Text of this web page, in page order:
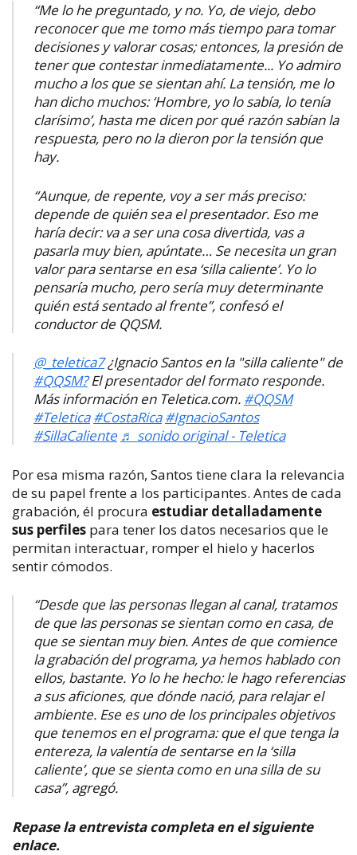
“Me lo he preguntado, y no. Yo, de viejo, debo
reconocer que me tomo más tiempo para tomar
decisiones y valorar cosas; entonces, la presión de
tener que contestar inmediatamente... Yo admiro
mucho a los que se sientan ahí. La tensión, me lo
han dicho muchos: ‘Hombre, yo lo sabía, lo tenía
clarísimo’, hasta me dicen por qué razón sabían la
respuesta, pero no la dieron por la tensión que
hay.
“Aunque, de repente, voy a ser más preciso:
depende de quién sea el presentador. Eso me
haría decir: va a ser una cosa divertida, vas a
pasarla muy bien, apúntate… Se necesita un gran
valor para sentarse en esa ‘silla caliente’. Yo lo
pensaría mucho, pero sería muy determinante
quién está sentado al frente”, confesó el
conductor de QQSM.
@_teletica7¿Ignacio Santos en la "silla caliente" de
#QQSM?El presentador del formato responde.
Más información en Teletica.com. #QQSM
#Teletica #CostaRica #IgnacioSantos
#SillaCaliente ♬ sonido original - Teletica
Por esa misma razón, Santos tiene clara la relevancia
de su papel frente a los participantes. Antes de cada
grabación, él procura estudiar detalladamente
sus perfiles para tener los datos necesarios que le
permitan interactuar, romper el hielo y hacerlos
sentir cómodos.
“Desde que las personas llegan al canal, tratamos
de que las personas se sientan como en casa, de
que se sientan muy bien. Antes de que comience
la grabación del programa, ya hemos hablado con
ellos, bastante. Yo lo he hecho: le hago referencias
a sus aficiones, que dónde nació, para relajar el
ambiente. Ese es uno de los principales objetivos
que tenemos en el programa: que el que tenga la
entereza, la valentía de sentarse en la ‘silla
caliente’, que se sienta como en una silla de su
casa”, agregó.
Repase la entrevista completa en el siguiente
enlace.